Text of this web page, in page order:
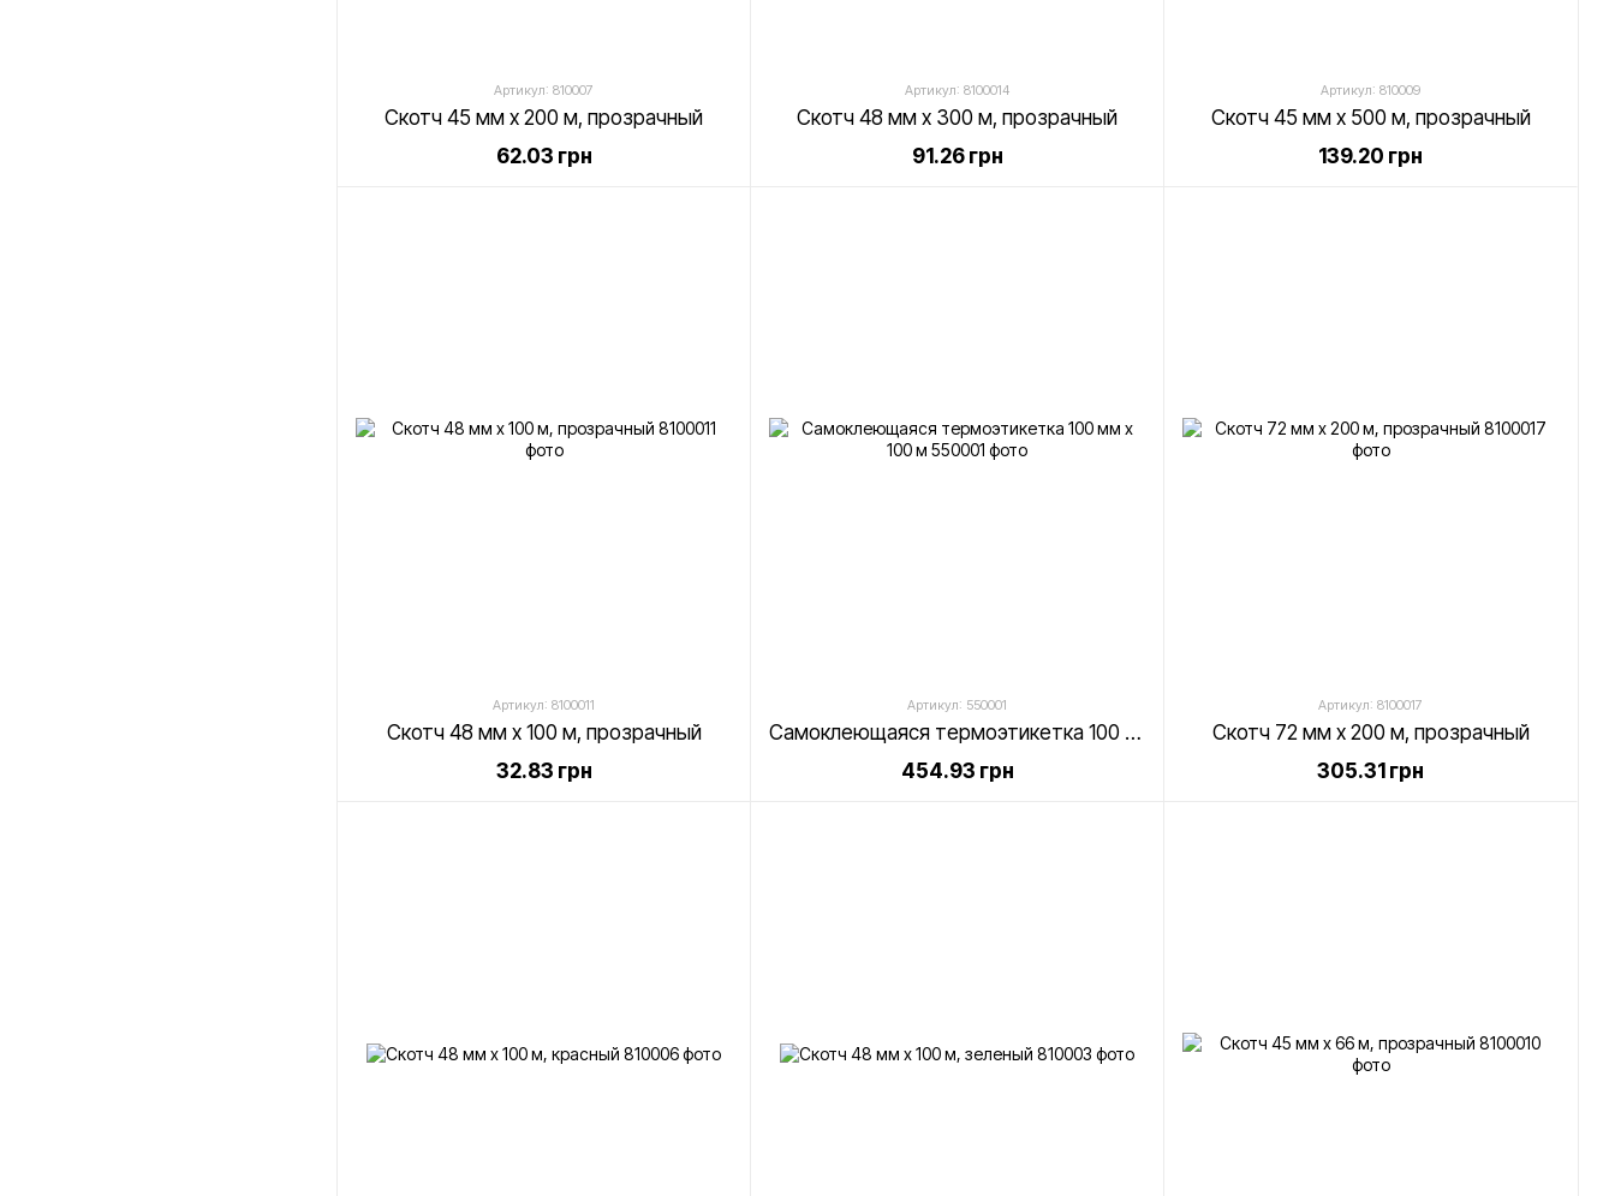
Артикул: 810007
Скотч 45 мм х 200 м, прозрачный
62.03 грн
Артикул: 8100014
Скотч 48 мм х 300 м, прозрачный
91.26 грн
Артикул: 810009
Скотч 45 мм х 500 м, прозрачный
139.20 грн
Артикул: 8100011
Скотч 48 мм х 100 м, прозрачный
32.83 грн
Артикул: 550001
Самоклеющаяся термоэтикетка 100 мм х 100 м
454.93 грн
Артикул: 8100017
Скотч 72 мм х 200 м, прозрачный
305.31 грн